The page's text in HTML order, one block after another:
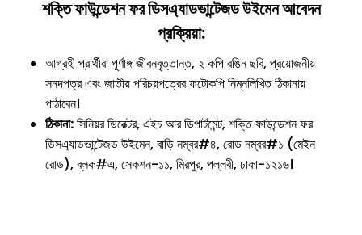
শক্তি ফাউন্ডেশন ফর ডিসএ্যাডভান্টেজড উইমেনআবেদন
প্রক্রিয়া:
আগ্রহী প্রার্থীরা পূর্ণাঙ্গ জীবনবৃত্তান্ত, ২ কপি রঙিন ছবি, প্রয়োজনীয়
সনদপত্র এবং জাতীয় পরিচয়পত্রের ফটোকপি নিম্নলিখিত ঠিকানায়
পাঠাবেন।
ঠিকানা:সিনিয়র ডিরেক্টর, এইচ আর ডিপার্টমেন্ট, শক্তি ফাউন্ডেশন ফর
ডিসএ্যাডভান্টেজড উইমেন, বাড়ি নম্বর#৪, রোড নম্বর#১ (মেইন
রোড), ব্লক#এ, সেকশন-১১, মিরপুর, পল্লবী, ঢাকা-১২১৬।